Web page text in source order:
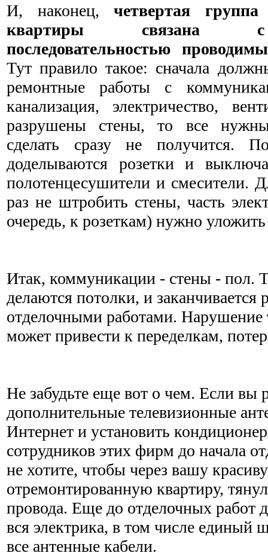
И, наконец, четвертая
квартиры связана с
последовательностью
Тут правило такое: сначала
ремонтные работы с
канализация, электричество,
разрушены стены, то все
сделать сразу не получится.
доделываются розетки и
полотенцесушители и смесители.
раз не штробить стены, часть
очередь, к розеткам) нужно
Итак, коммуникации - стены - пол.
делаются потолки, и заканчивается
отделочными работами. Нарушение
может привести к переделкам,
Не забудьте еще вот о чем. Если вы
дополнительные телевизионные
Интернет и установить
сотрудников этих фирм до начала
не хотите, чтобы через вашу
отремонтированную квартиру,
провода. Еще до отделочных работ
вся электрика, в том числе единый
все антенные кабели.